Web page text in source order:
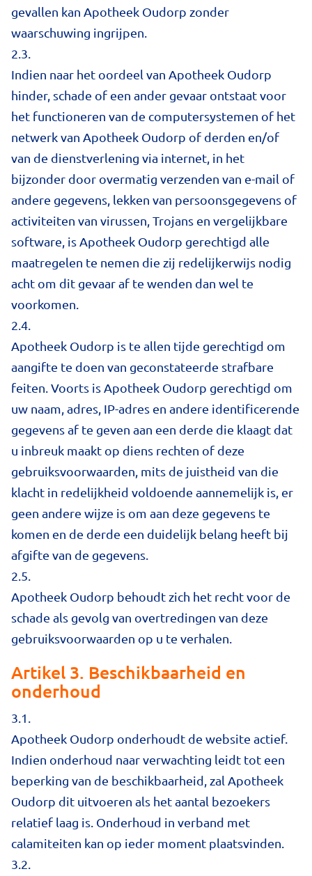
gevallen kan Apotheek Oudorp zonder
waarschuwing ingrijpen.
2.3.
Indien naar het oordeel van Apotheek Oudorp
hinder, schade of een ander gevaar ontstaat voor
het functioneren van de computersystemen of het
netwerk van Apotheek Oudorp of derden en/of
van de dienstverlening via internet, in het
bijzonder door overmatig verzenden van e-mail of
andere gegevens, lekken van persoonsgegevens of
activiteiten van virussen, Trojans en vergelijkbare
software, is Apotheek Oudorp gerechtigd alle
maatregelen te nemen die zij redelijkerwijs nodig
acht om dit gevaar af te wenden dan wel te
voorkomen.
2.4.
Apotheek Oudorp is te allen tijde gerechtigd om
aangifte te doen van geconstateerde strafbare
feiten. Voorts is Apotheek Oudorp gerechtigd om
uw naam, adres, IP-adres en andere identificerende
gegevens af te geven aan een derde die klaagt dat
u inbreuk maakt op diens rechten of deze
gebruiksvoorwaarden, mits de juistheid van die
klacht in redelijkheid voldoende aannemelijk is, er
geen andere wijze is om aan deze gegevens te
komen en de derde een duidelijk belang heeft bij
afgifte van de gegevens.
2.5.
Apotheek Oudorp behoudt zich het recht voor de
schade als gevolg van overtredingen van deze
gebruiksvoorwaarden op u te verhalen.
Artikel 3. Beschikbaarheid en
onderhoud
3.1.
Apotheek Oudorp onderhoudt de website actief.
Indien onderhoud naar verwachting leidt tot een
beperking van de beschikbaarheid, zal Apotheek
Oudorp dit uitvoeren als het aantal bezoekers
relatief laag is. Onderhoud in verband met
calamiteiten kan op ieder moment plaatsvinden.
3.2.